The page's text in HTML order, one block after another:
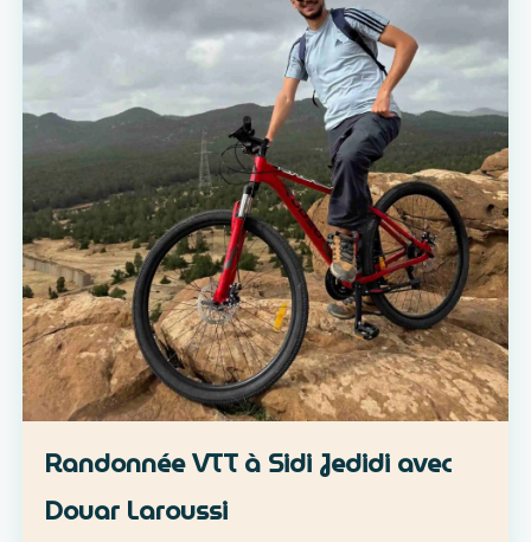
Randonnée VTT à Sidi Jedidi avec
Douar Laroussi